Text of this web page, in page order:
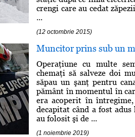
crengi care au cedat
...
(12 octombrie 2015)
Muncitor prins sub un
Operaţiune cu multe
chemaţi să salveze doi
săpau un şanţ pentru
pământ în momentul în
era acoperit în
decapitat când a fost
au folosit şi de ...
(1 noiembrie 2019)